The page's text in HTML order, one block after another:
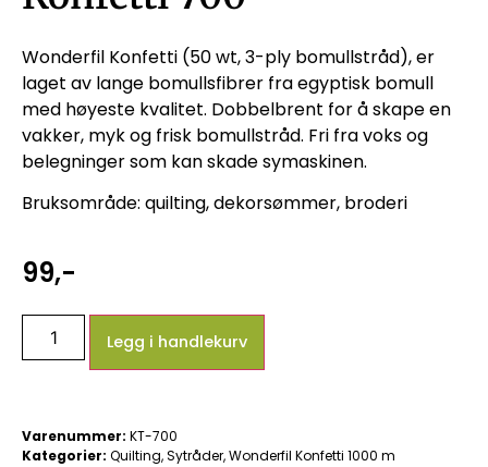
Wonderfil Konfetti (50 wt, 3-ply bomullstråd), er
laget av lange bomullsfibrer fra egyptisk bomull
med høyeste kvalitet. Dobbelbrent for å skape en
vakker, myk og frisk bomullstråd. Fri fra voks og
belegninger som kan skade symaskinen.
Bruksområde: quilting, dekorsømmer, broderi
99,-
Legg i handlekurv
Varenummer: KT-700
Kategorier: Quilting,Sytråder,Wonderfil Konfetti 1000 m